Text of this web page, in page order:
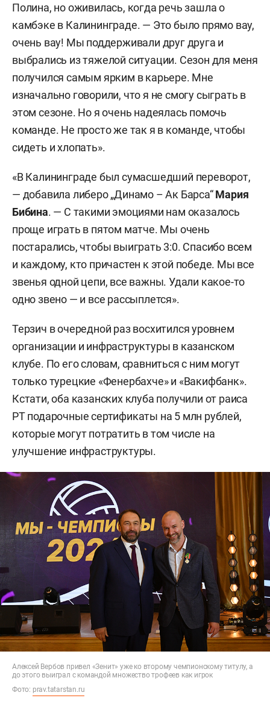
Полина, но оживилась, когда речь зашла о
камбэке в Калининграде. — Это было прямо вау,
очень вау! Мы поддерживали друг друга и
выбрались из тяжелой ситуации. Сезон для меня
получился самым ярким в карьере. Мне
изначально говорили, что я не смогу сыграть в
этом сезоне. Но я очень надеялась помочь
команде. Не просто же так я в команде, чтобы
сидеть и хлопать».
«В Калининграде был сумасшедший переворот,
— добавила либеро „Динамо – Ак Барса“Мария
Бибина. — С такими эмоциями нам оказалось
проще играть в пятом матче. Мы очень
постарались, чтобы выиграть 3:0. Спасибо всем
и каждому, кто причастен к этой победе. Мы все
звенья одной цепи, все важны. Удали какое-то
одно звено — и все рассыплется».
Терзич в очередной раз восхитился уровнем
организации и инфраструктуры в казанском
клубе. По его словам, сравниться с ним могут
только турецкие «Фенербахче» и «Вакифбанк».
Кстати, оба казанских клуба получили от раиса
РТ подарочные сертификаты на 5 млн рублей,
которые могут потратить в том числе на
улучшение инфраструктуры.
Алексей Вербов привел «Зенит» уже ко второму чемпионскому титулу, а
до этого выиграл с командой множество трофеев как игрок
Фото: prav.tatarstan.ru